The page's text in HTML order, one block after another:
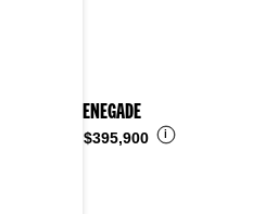
2024 RENEGADE
$395,900 i